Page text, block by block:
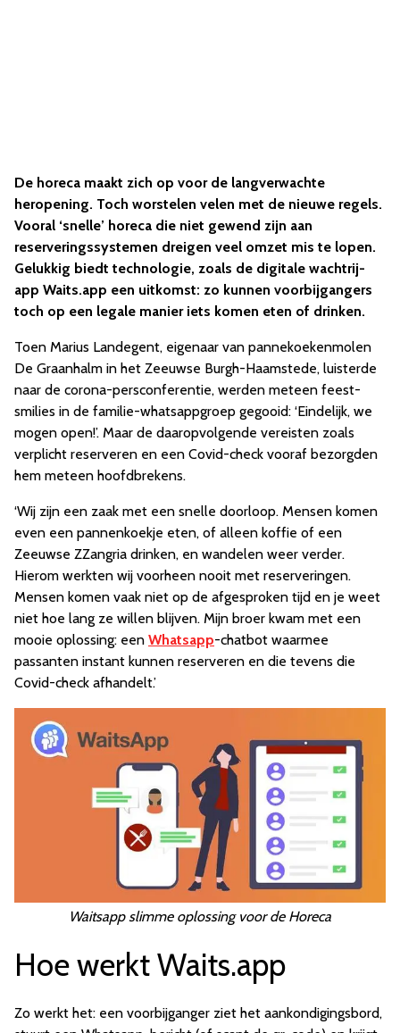
De horeca maakt zich op voor de langverwachte
heropening. Toch worstelen velen met de nieuwe regels.
Vooral ‘snelle’ horeca die niet gewend zijn aan
reserveringssystemen dreigen veel omzet mis te lopen.
Gelukkig biedt technologie, zoals de digitale wachtrij-
app Waits.app een uitkomst: zo kunnen voorbijgangers
toch op een legale manier iets komen eten of drinken.
Toen Marius Landegent, eigenaar van pannekoekenmolen
De Graanhalm in het Zeeuwse Burgh-Haamstede, luisterde
naar de corona-persconferentie, werden meteen feest-
smilies in de familie-whatsappgroep gegooid: ‘Eindelijk, we
mogen open!’. Maar de daaropvolgende vereisten zoals
verplicht reserveren en een Covid-check vooraf bezorgden
hem meteen hoofdbrekens.
‘Wij zijn een zaak met een snelle doorloop. Mensen komen
even een pannenkoekje eten, of alleen koffie of een
Zeeuwse ZZangria drinken, en wandelen weer verder.
Hierom werkten wij voorheen nooit met reserveringen.
Mensen komen vaak niet op de afgesproken tijd en je weet
niet hoe lang ze willen blijven. Mijn broer kwam met een
mooie oplossing: een Whatsapp-chatbot waarmee
passanten instant kunnen reserveren en die tevens die
Covid-check afhandelt.’
Waitsapp slimme oplossing voor de Horeca
Hoe werkt Waits.app
Zo werkt het: een voorbijganger ziet het aankondigingsbord,